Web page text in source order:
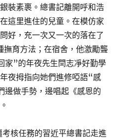
裝素裹。總書記離開呼和浩
這里進住的兒童。在模仿家
好，充一次又一次的落在了
撫育方法；在宿舍，他激勵聾
家”的年夜先生閆志凈好勤學
夜拇指向她們進修啞語“感
邊做手勢，邊唱起《感恩的
核任務的習近平總書記走進